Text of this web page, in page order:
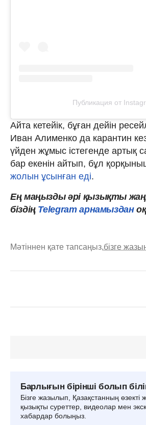
Публикация от
Айта кетейік, бұған дейін
Иван Алименко да карантин
үйден жұмыс істегенде артық
бар екенін айтып, бұл
жолын ұсынған еді.
Ең маңызды әрі қызықты
біздің Telegram арнамыздан
Мәтіннен қате тапсаңыз,бізге
Барлығын бірінші болып
Бізге жазылып, Қазақстанның өзекті
қызықты суреттер, видеолар мен
хабардар болыңыз.